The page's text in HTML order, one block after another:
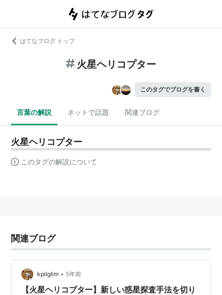
はてなブログ トップ
火星ヘリコプター
このタグでブログを書く
言葉の解説 ネットで話題 関連ブログ
火星ヘリコプター
このタグの解説について
関連ブログ
kpilglim • 5年前
【火星ヘリコプター】新しい惑星探査手法を切り